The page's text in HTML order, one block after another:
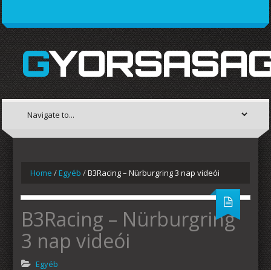
Home /Egyéb /B3Racing – Nürburgring 3 nap videói
B3Racing – Nürburgring
3 nap videói
Egyéb